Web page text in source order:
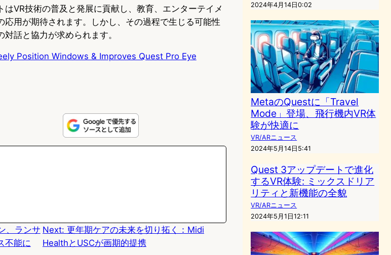
VR技術の普及と発展に貢献し、教育、エンターテイメ
応用が期待されます。しかし、その過程で生じる可能性
話と協力が求められます。
Position Windows & Improves Quest Pro Eye
、ランサ
不能に
Next: 更年期ケアの未来を切り拓く：Midi
HealthとUSCが画期的提携
2024年4月14日0:02
MetaのQuestに「Travel
Mode」登場、飛行機内VR体
験が快適に
VR/ARニュース
2024年5月14日5:41
Quest 3アップデートで進化
するVR体験: ミックスドリア
リティと新機能の全貌
VR/ARニュース
2024年5月1日12:11